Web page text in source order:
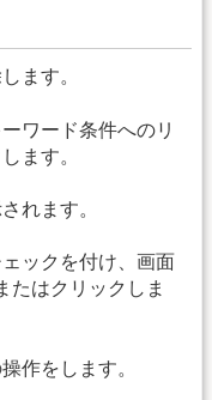
ます。
ワード条件へのリ
ます。
れます。
ックを付け、画面
たはクリックしま
作をします。